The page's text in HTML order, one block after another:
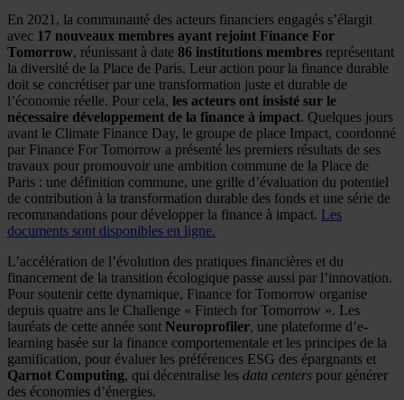
En 2021, la communauté des acteurs financiers engagés s’élargit
avec 17 nouveaux membres ayant rejoint Finance For
Tomorrow, réunissant à date 86 institutions membres représentant
la diversité de la Place de Paris. Leur action pour la finance durable
doit se concrétiser par une transformation juste et durable de
l’économie réelle. Pour cela, les acteurs ont insisté sur le
nécessaire développement de la finance à impact. Quelques jours
avant le Climate Finance Day, le groupe de place Impact, coordonné
par Finance For Tomorrow a présenté les premiers résultats de ses
travaux pour promouvoir une ambition commune de la Place de
Paris : une définition commune, une grille d’évaluation du potentiel
de contribution à la transformation durable des fonds et une série de
recommandations pour développer la finance à impact. Les
documents sont disponibles en ligne.
L’accélération de l’évolution des pratiques financières et du
financement de la transition écologique passe aussi par l’innovation.
Pour soutenir cette dynamique, Finance for Tomorrow organise
depuis quatre ans le Challenge « Fintech for Tomorrow ». Les
lauréats de cette année sont Neuroprofiler, une plateforme d’e-
learning basée sur la finance comportementale et les principes de la
gamification, pour évaluer les préférences ESG des épargnants et
Qarnot Computing, qui décentralise les data centers pour générer
des économies d’énergies.